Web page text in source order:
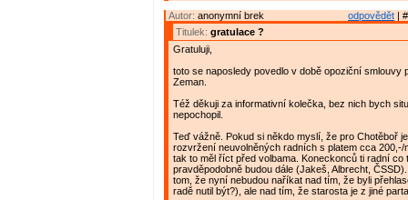
odpovědět |
Autor: anonymní brek
Titulek: gratulace ?
Gratuluji,
toto se naposledy povedlo v době opoziční smlouvy
Zeman.
Též děkuji za informativní kolečka, bez nich bych
nepochopil.
Teď vážně. Pokud si někdo myslí, že pro Chotěboř
rozvržení neuvolněných radních s platem cca 200,-/
tak to měl říct před volbama. Koneckonců ti radní co
pravděpodobně budou dále (Jakeš, Albrecht,
tom, že nyní nebudou naříkat nad tím, že byli
radě nutil být?), ale nad tím, že starosta je z jiné